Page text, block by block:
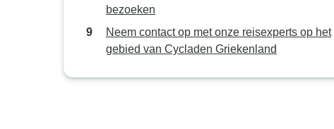
bezoeken
Neem contact op met onze reisexperts op het
gebied van Cycladen Griekenland